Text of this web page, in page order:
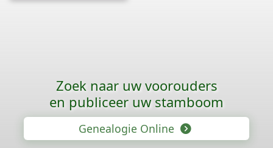
Zoek naar uw voorouders
en publiceer uw stamboom
Genealogie Online